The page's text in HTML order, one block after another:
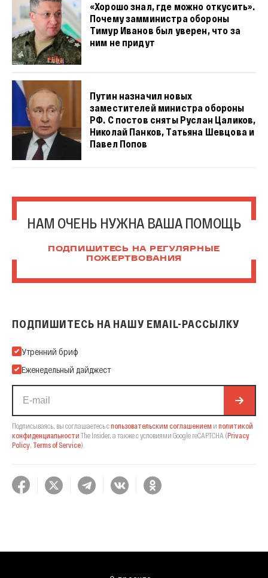
«Хорошо знал, где можно откусить».
Почему замминистра обороны
Тимур Иванов был уверен, что за
ним не придут
Путин назначил новых
заместителей министра обороны
РФ. С постов сняты Руслан Цаликов,
Николай Панков, Татьяна Шевцова и
Павел Попов
НАМ ОЧЕНЬ НУЖНА ВАША ПОМОЩЬ
ПОДПИШИТЕСЬ НА РЕГУЛЯРНЫЕ
ПОЖЕРТВОВАНИЯ
ПОДПИШИТЕСЬ НА НАШУ EMAIL-РАССЫЛКУ
Подпишитесь на нашу Email-рассылку
Утренний бриф
Еженедельный дайджест
Подписываясь, вы соглашаетесь спользовательским соглашением и политикой
конфиденциальности The Insider, а также с условиями Google reCAPTCHA (Privacy
Policy Terms of Service).